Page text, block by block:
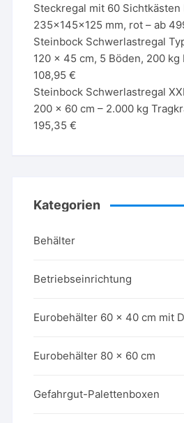
Steckregal mit 60 Sichtkästen
235x145x125 mm, rot – ab
Steinbock Schwerlastregal
120 x 45 cm, 5 Böden, 200 kg
108,95 €
Steinbock Schwerlastregal
200 x 60 cm – 2.000 kg
195,35 €
Kategorien
Behälter
Betriebseinrichtung
Eurobehälter 60 x 40 cm mit
Eurobehälter 80 x 60 cm
Gefahrgut-Palettenboxen